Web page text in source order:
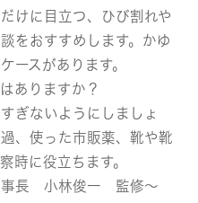
けに目立つ、ひび割れや
をおすすめします。かゆ
ースがあります。
ありますか？
ぎないようにしましょ
、使った市販薬、靴や靴
時に役立ちます。
長 小林俊一 監修～